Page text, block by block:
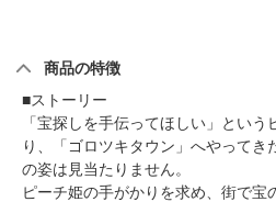
商品の特徴
■ストーリー
「宝探しを手伝ってほしい」とい
り、「ゴロツキタウン」へやって
の姿は見当たりません。
ピーチ姫の手がかりを求め、街で宝